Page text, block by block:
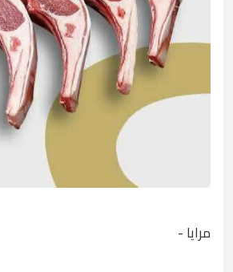
مرايا -